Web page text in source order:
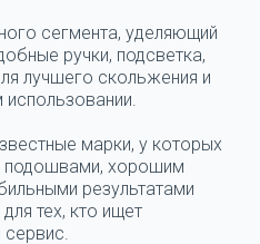
сегмента, уделяющий
ручки, подсветка,
лучшего скольжения и
марки, у которых
подошвами, хорошим
результатами
тех, кто ищет
сервис.